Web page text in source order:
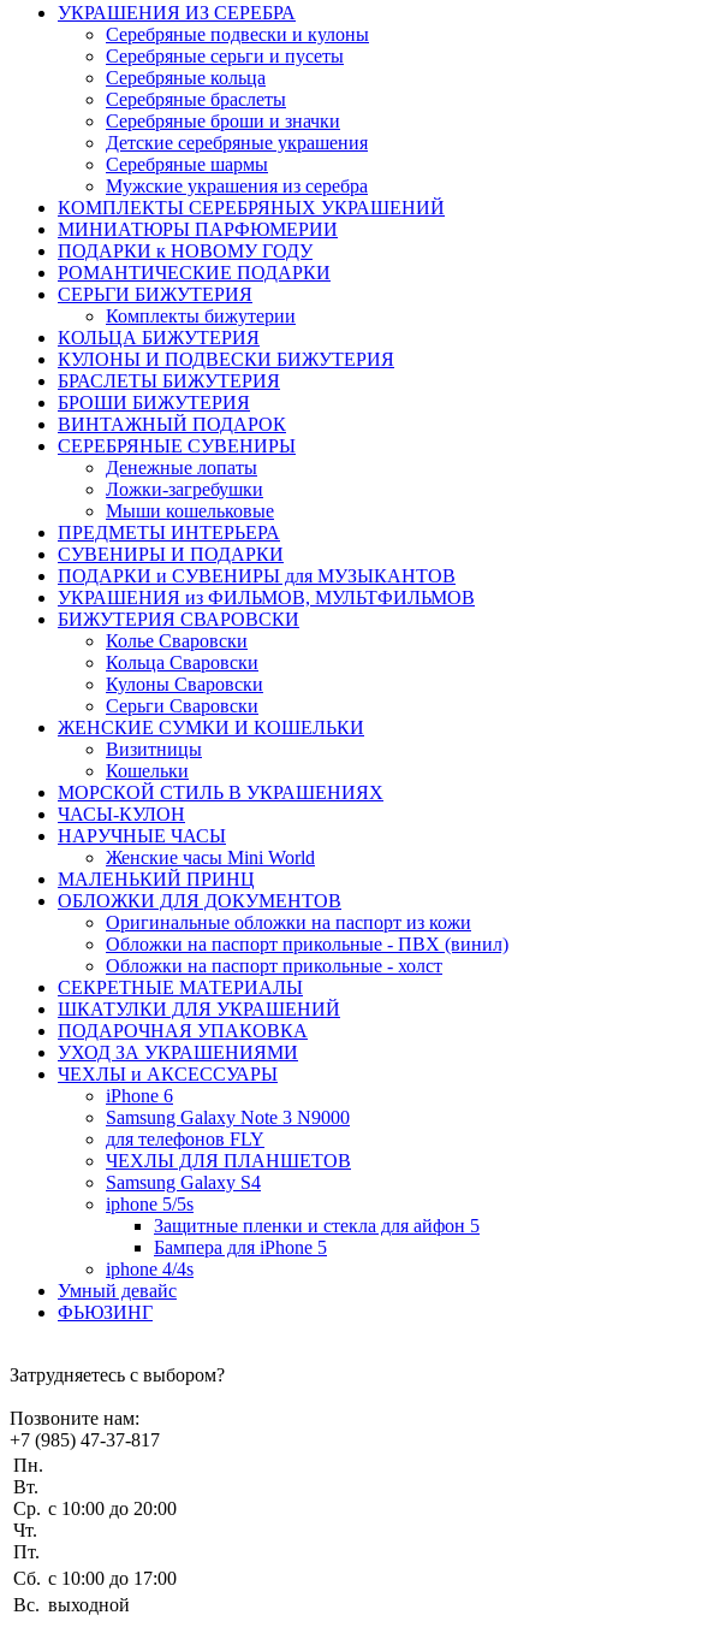
УКРАШЕНИЯ ИЗ СЕРЕБРА
Серебряные подвески и кулоны
Серебряные серьги и пусеты
Серебряные кольца
Серебряные браслеты
Серебряные броши и значки
Детские серебряные украшения
Серебряные шармы
Мужские украшения из серебра
КОМПЛЕКТЫ СЕРЕБРЯНЫХ УКРАШЕНИЙ
МИНИАТЮРЫ ПАРФЮМЕРИИ
ПОДАРКИ к НОВОМУ ГОДУ
РОМАНТИЧЕСКИЕ ПОДАРКИ
СЕРЬГИ БИЖУТЕРИЯ
Комплекты бижутерии
КОЛЬЦА БИЖУТЕРИЯ
КУЛОНЫ И ПОДВЕСКИ БИЖУТЕРИЯ
БРАСЛЕТЫ БИЖУТЕРИЯ
БРОШИ БИЖУТЕРИЯ
ВИНТАЖНЫЙ ПОДАРОК
СЕРЕБРЯНЫЕ СУВЕНИРЫ
Денежные лопаты
Ложки-загребушки
Мыши кошельковые
ПРЕДМЕТЫ ИНТЕРЬЕРА
СУВЕНИРЫ И ПОДАРКИ
ПОДАРКИ и СУВЕНИРЫ для МУЗЫКАНТОВ
УКРАШЕНИЯ из ФИЛЬМОВ, МУЛЬТФИЛЬМОВ
БИЖУТЕРИЯ СВАРОВСКИ
Колье Сваровски
Кольца Сваровски
Кулоны Сваровски
Серьги Сваровски
ЖЕНСКИЕ СУМКИ И КОШЕЛЬКИ
Визитницы
Кошельки
МОРСКОЙ СТИЛЬ В УКРАШЕНИЯХ
ЧАСЫ-КУЛОН
НАРУЧНЫЕ ЧАСЫ
Женские часы Mini World
МАЛЕНЬКИЙ ПРИНЦ
ОБЛОЖКИ ДЛЯ ДОКУМЕНТОВ
Оригинальные обложки на паспорт из кожи
Обложки на паспорт прикольные - ПВХ (винил)
Обложки на паспорт прикольные - холст
СЕКРЕТНЫЕ МАТЕРИАЛЫ
ШКАТУЛКИ ДЛЯ УКРАШЕНИЙ
ПОДАРОЧНАЯ УПАКОВКА
УХОД ЗА УКРАШЕНИЯМИ
ЧEХЛЫ и АКСЕССУАРЫ
iPhone 6
Samsung Galaxy Note 3 N9000
для телефонов FLY
ЧЕХЛЫ ДЛЯ ПЛАНШЕТОВ
Samsung Galaxy S4
iphone 5/5s
Защитные пленки и стекла для айфон 5
Бампера для iPhone 5
iphone 4/4s
Умный девайс
ФЬЮЗИНГ
Затрудняетесь с выбором?
Позвоните нам:
+7 (985) 47-37-817
Пн.
Вт.
Ср.
Чт.
Пт.
c 10:00 до 20:00
Сб. c 10:00 до 17:00
Вс. выходной